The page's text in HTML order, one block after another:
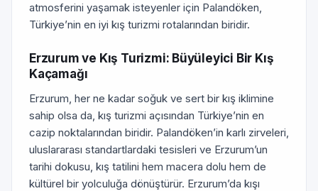
atmosferini yaşamak isteyenler için Palandöken,
Türkiye’nin en iyi kış turizmi rotalarından biridir.
Erzurum ve Kış Turizmi: Büyüleyici Bir Kış
Kaçamağı
Erzurum, her ne kadar soğuk ve sert bir kış iklimine
sahip olsa da, kış turizmi açısından Türkiye’nin en
cazip noktalarından biridir. Palandöken’in karlı zirveleri,
uluslararası standartlardaki tesisleri ve Erzurum’un
tarihi dokusu, kış tatilini hem macera dolu hem de
kültürel bir yolculuğa dönüştürür. Erzurum’da kışı